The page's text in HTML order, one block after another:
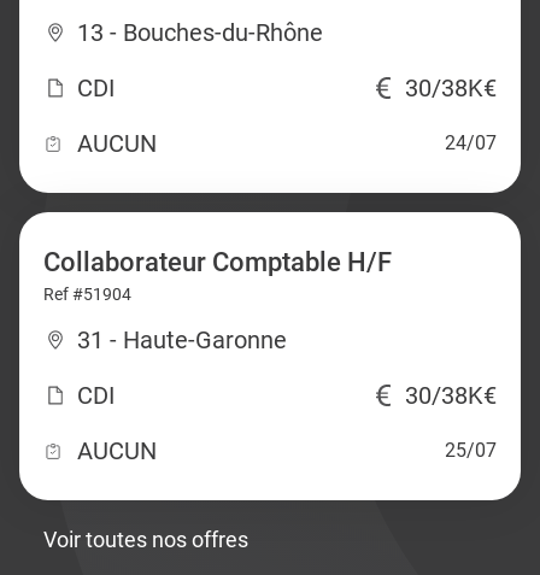
13 - Bouches-du-Rhône
CDI
30/38K€
AUCUN
24/07
Collaborateur Comptable H/F
Ref #51904
31 - Haute-Garonne
CDI
30/38K€
AUCUN
25/07
Voir toutes nos offres